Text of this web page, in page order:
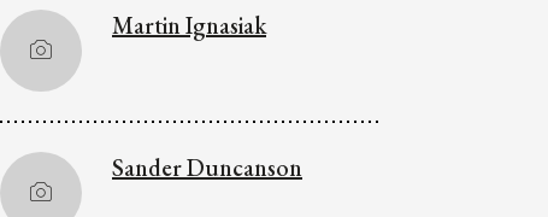
Martin Ignasiak
Sander Duncanson